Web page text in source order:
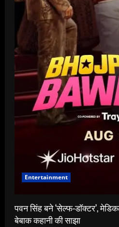
Entertainment
पवन सिंह बने ‘सेल्फ-डॉक्टर’,
बेबाक कहानी की साझा